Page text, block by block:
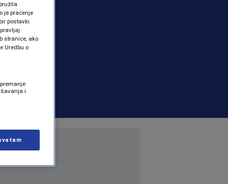
je praćenje
postavki
stranice, ako
Uredbu o
i